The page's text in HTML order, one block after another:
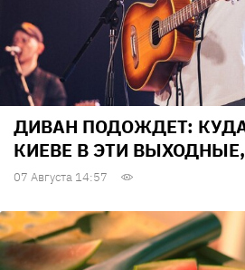
ДИВАН ПОДОЖДЕТ:
КИЕВЕ В ЭТИ ВЫХОДНЫЕ,
07 Августа 14:57